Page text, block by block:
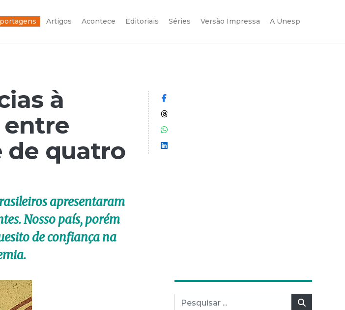
Artigos Acontece Editoriais Séries Versão Impressa A Unesp
à
entre
de quatro
apresentaram
Nosso país, porém
de confiança na
Compartilhar no Facebook
Compartilhar no Threads
Compartilhar no WhatsApp
Compartilhar no LinkedIn
Pesquisar por: